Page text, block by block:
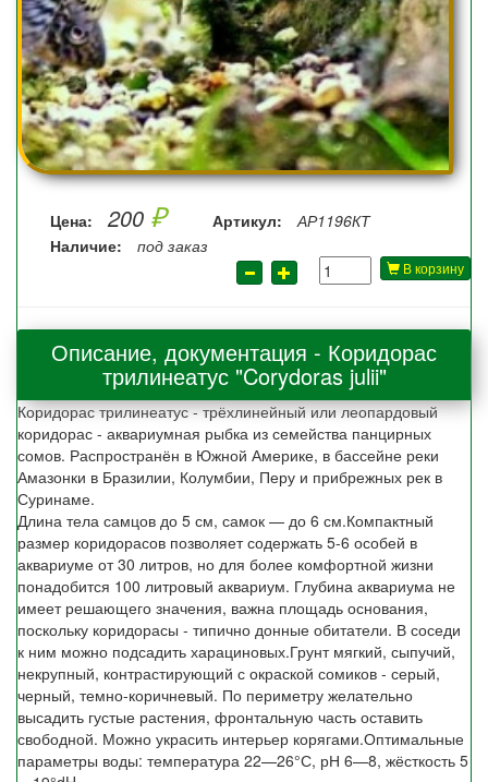
Цена: 200 ₽ Артикул:
АР1196КТ
Наличие:
под заказ
В корзину
Описание, документация - Коридорас
трилинеатус "Corydoras julii"
Коридорас трилинеатус - трёхлинейный или леопардовый
коридорас - аквариумная рыбка из семейства панцирных
сомов. Распространён в Южной Америке, в бассейне реки
Амазонки в Бразилии, Колумбии, Перу и прибрежных рек в
Суринаме.
Длина тела самцов до 5 см, самок — до 6 см.Компактный
размер коридорасов позволяет содержать 5-6 особей в
аквариуме от 30 литров, но для более комфортной жизни
понадобится 100 литровый аквариум. Глубина аквариума не
имеет решающего значения, важна площадь основания,
поскольку коридорасы - типично донные обитатели. В соседи
к ним можно подсадить харациновых.Грунт мягкий, сыпучий,
некрупный, контрастирующий с окраской сомиков - серый,
черный, темно-коричневый. По периметру желательно
высадить густые растения, фронтальную часть оставить
свободной. Можно украсить интерьер корягами.Оптимальные
параметры воды: температура 22—26°С, рН 6—8, жёсткость 5